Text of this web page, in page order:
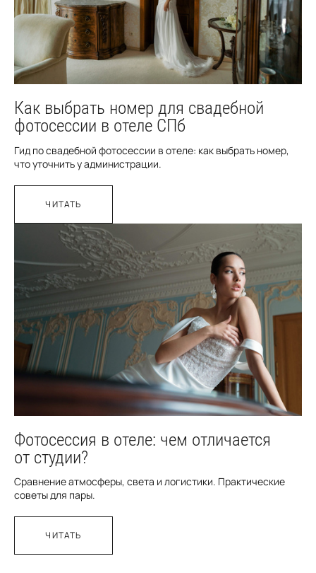
Как выбрать номер для свадебной
фотосессии в отеле СПб
Гид по свадебной фотосессии в отеле: как выбрать номер,
что уточнить у администрации.
ЧИТАТЬ
Фотосессия в отеле: чем отличается
от студии?
Сравнение атмосферы, света и логистики. Практические
советы для пары.
ЧИТАТЬ